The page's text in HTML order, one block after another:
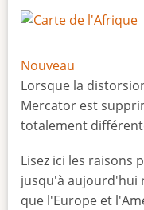
Nouveau
Lorsque la
Mercator est
totalement
Lisez ici les raisons
jusqu'à aujourd'hui
que l'Europe et